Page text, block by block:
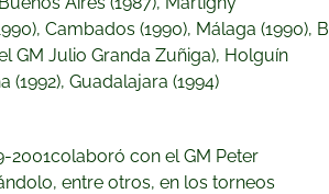
Cambados (1990), Málaga (1990),
GM Julio Granda Zuñiga), Holguín
(1992), Guadalajara (1994)
2001colaboró ​​con el GM Peter
entre otros, en los torneos